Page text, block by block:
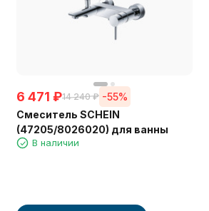
6 471 ₽14 240 ₽ -55%
Смеситель SCHEIN
(47205/8026020) для ванны
В наличии